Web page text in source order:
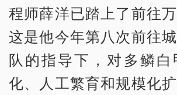
程师薛洋已踏上了前往
这是他今年第八次前往
队的指导下，对多鳞白
化、人工繁育和规模化